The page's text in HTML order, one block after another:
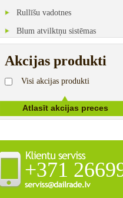
Rullīšu vadotnes
Blum atvilktņu sistēmas
Akcijas produkti
Visi akcijas produkti
+371